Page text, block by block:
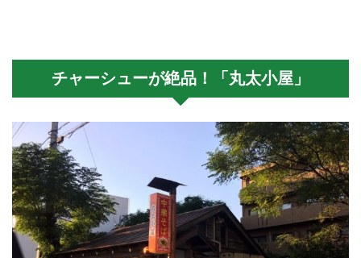
チャーシューが絶品！「丸太小屋」